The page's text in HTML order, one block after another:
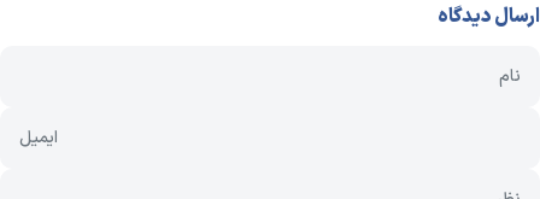
ارسال دیدگاه